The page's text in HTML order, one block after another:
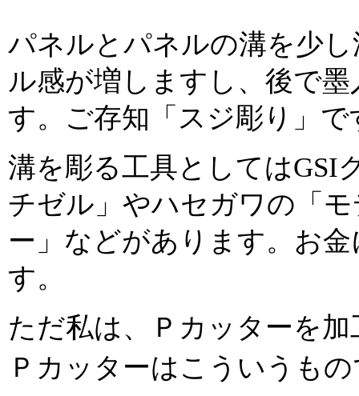
パネルとパネルの溝を少
ル感が増しますし、後で
す。ご存知「スジ彫り」で
溝を彫る工具としてはGSI
チゼル」やハセガワの「
ー」などがあります。お
す。
ただ私は、Ｐカッターを
Ｐカッターはこういうも